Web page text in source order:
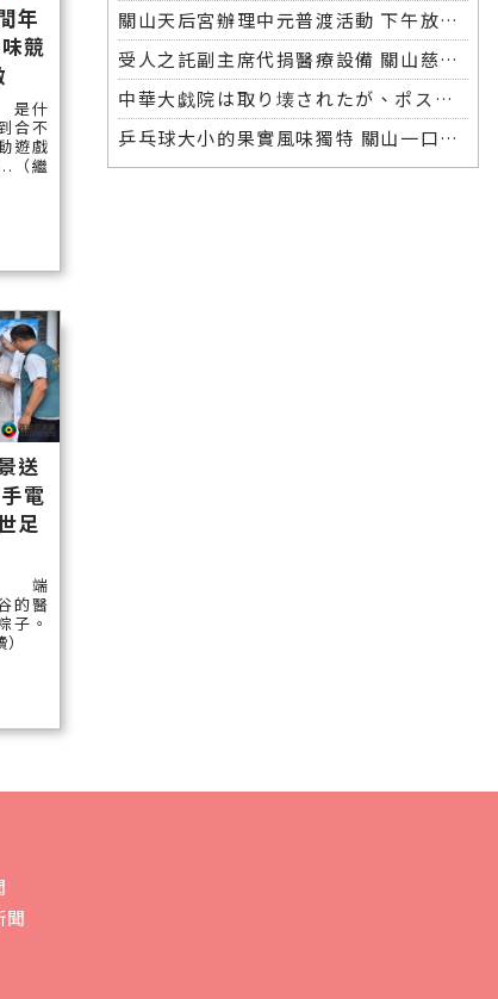
年
競
是什
合不
遊戲
（繼
送
電
足
端
的醫
子。
關山天后宮辦理中元普渡活動 下午放水燈晚間普渡開香
受人之託副主席代捐醫療設備 關山慈濟醫院戮力讓愛延續
中華大戯院は取り壊されたが、ポスターと記憶は今も残る
乒乓球大小的果實風味獨特 關山一口柑獲得市場青睞
聞